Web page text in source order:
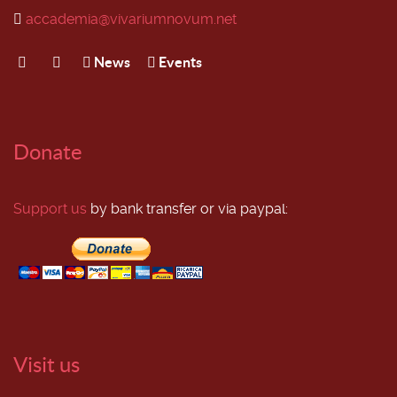
accademia@vivariumnovum.net
News Events
Donate
Support us by bank transfer or via paypal:
Visit us